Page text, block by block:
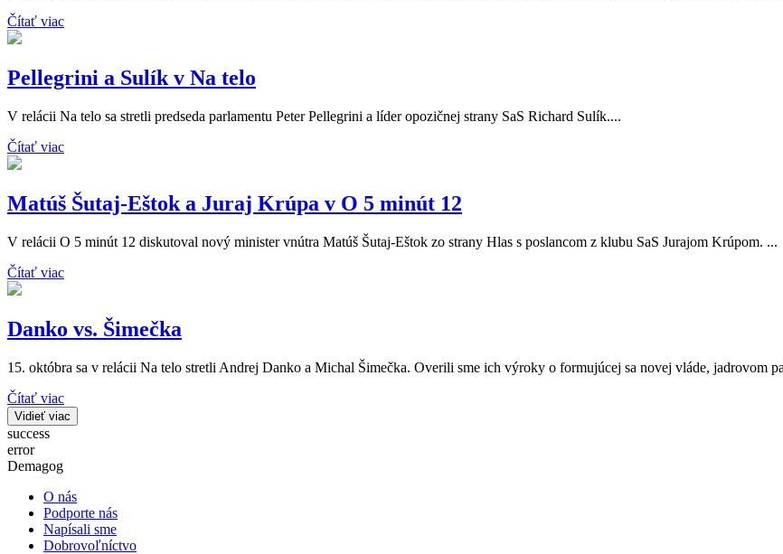
Čítať viac
Pellegrini a Sulík v Na telo
V relácii Na telo sa stretli predseda parlamentu Peter Pellegrini a líder opozičnej strany SaS Richard Sulík....
Čítať viac
Matúš Šutaj-Eštok a Juraj Krúpa v O 5 minút 12
V relácii O 5 minút 12 diskutoval nový minister vnútra Matúš Šutaj-Eštok zo strany Hlas s poslancom z klubu SaS Jurajom Krúpom. ...
Čítať viac
Danko vs. Šimečka
15. októbra sa v relácii Na telo stretli Andrej Danko a Michal Šimečka. Overili sme ich výroky o formujúcej sa novej vláde, jadrovom
Čítať viac
Vidieť viac
success
error
Demagog
O nás
Podporte nás
Napísali sme
Dobrovoľníctvo